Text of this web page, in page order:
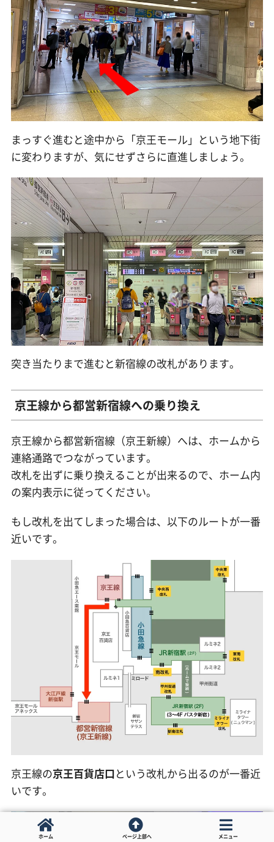
まっすぐ進むと途中から「京王モール」という地下街
に変わりますが、気にせずさらに直進しましょう。
突き当たりまで進むと新宿線の改札があります。
京王線から都営新宿線への乗り換え
京王線から都営新宿線（京王新線）へは、ホームから
連絡通路でつながっています。
改札を出ずに乗り換えることが出来るので、ホーム内
の案内表示に従ってください。
もし改札を出てしまった場合は、以下のルートが一番
近いです。
京王線の京王百貨店口という改札から出るのが一番近
いです。
ホーム ページ上部へ メニュー